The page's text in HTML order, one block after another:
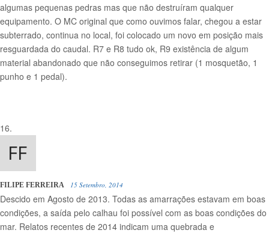
algumas pequenas pedras mas que não destruíram qualquer
equipamento. O MC original que como ouvimos falar, chegou a estar
subterrado, continua no local, foi colocado um novo em posição mais
resguardada do caudal. R7 e R8 tudo ok, R9 existência de algum
material abandonado que não conseguimos retirar (1 mosquetão, 1
punho e 1 pedal).
FILIPE FERREIRA 15 Setembro, 2014
Descido em Agosto de 2013. Todas as amarrações estavam em boas
condições, a saída pelo calhau foi possível com as boas condições do
mar. Relatos recentes de 2014 indicam uma quebrada e